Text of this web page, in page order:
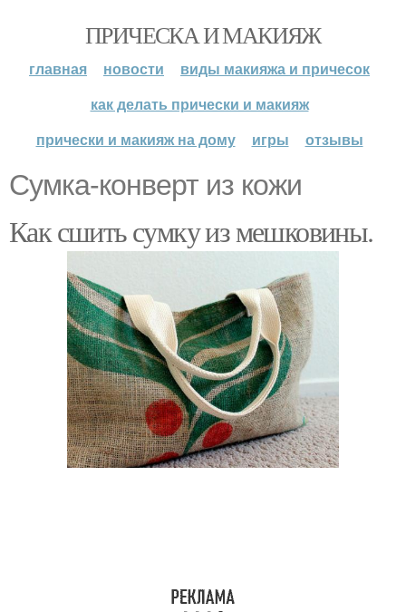
ПРИЧЕСКА И МАКИЯЖ
главная новости
виды макияжа и причесок
как делать прически и макияж
прически и макияж на дому
игры отзывы
Сумка-конверт из кожи
Как сшить сумку из мешковины.